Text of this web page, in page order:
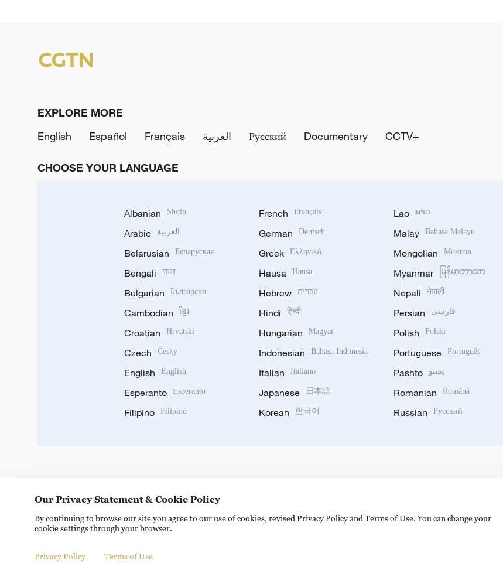
EXPLORE MORE
English
Español Français العربية Русский Documentary CCTV+
CHOOSE YOUR LANGUAGE
Albanian Shqip
Arabic العربية
Belarusian Беларуская
Bengali বাংলা
Bulgarian Български
Cambodian ខ្មែរ
Croatian Hrvatski
Czech Český
English English
Esperanto Esperanto
Filipino Filipino
French Français
German Deutsch
Greek Ελληνικά
Hausa Hausa
Hebrew עברית
Hindi हिन्दी
Hungarian Magyar
Indonesian Bahasa Indonesia
Italian Italiano
Japanese 日本語
Korean 한국어
Lao ລາວ
Malay Bahasa Melayu
Mongolian Монгол
Myanmar မြန်မာဘာသာ
Nepali नेपाली
Persian فارسی
Polish Polski
Portuguese Português
Pashto پښتو
Romanian Română
Russian Русский
© China Radio International.CRI. All Rights Reserved. 16A Shijingshan Road, Beijing, China. 100040
Our Privacy Statement & Cookie Policy
By continuing to browse our site you agree to our use of cookies, revised Privacy Policy and Terms of Use. You can change your
cookie settings through your browser.
Privacy Policy Terms of Use